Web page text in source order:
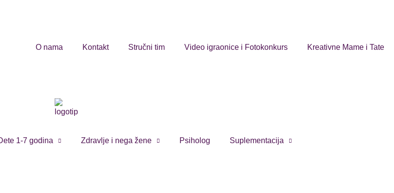
O nama Kontakt Stručni tim Video igraonice i Fotokonkurs Kreativne Mame i Tate
1-7 godina Zdravlje i nega žene Psiholog Suplementacija